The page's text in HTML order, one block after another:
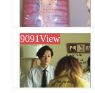
9091View